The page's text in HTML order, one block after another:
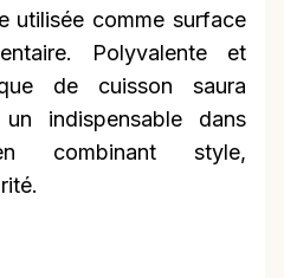
utilisée comme surface
Polyvalente et
de cuisson saura
indispensable dans
combinant style,